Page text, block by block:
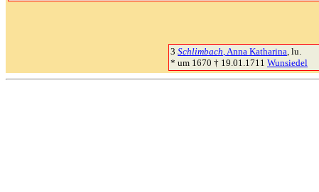
3 Schlimbach, Anna Katharina, lu.
* um 1670 † 19.01.1711 Wunsiedel